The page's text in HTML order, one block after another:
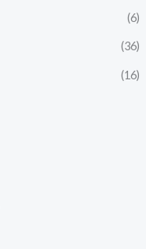
(6)
(36)
(16)